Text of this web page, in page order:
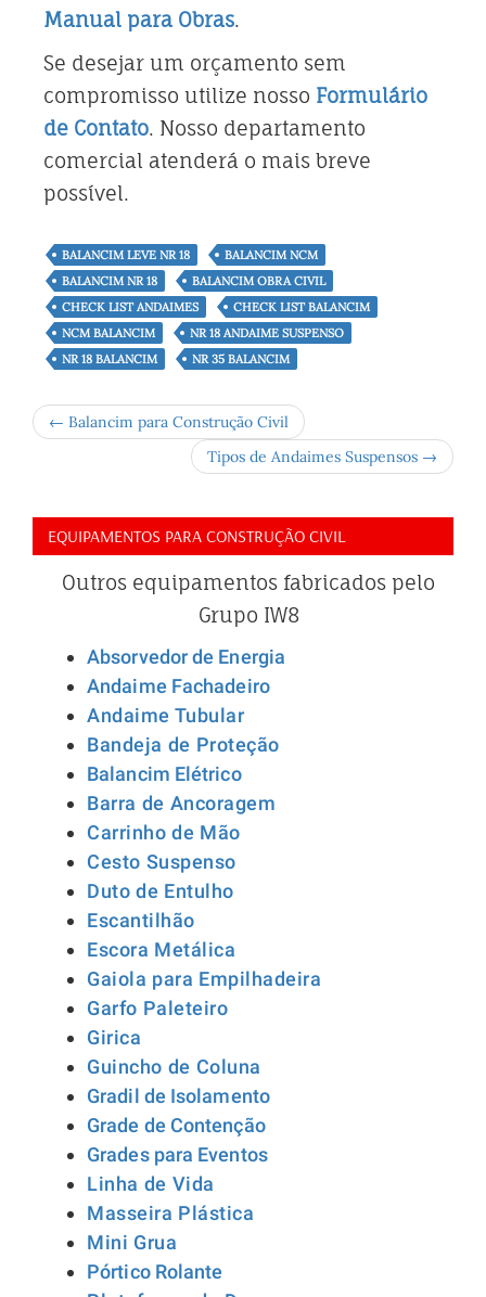
Manual para Obras.
Se desejar um orçamento sem
compromisso utilize nosso Formulário
de Contato. Nosso departamento
comercial atenderá o mais breve
possível.
BALANCIM LEVE NR 18
BALANCIM NCM
BALANCIM NR 18
BALANCIM OBRA CIVIL
CHECK LIST ANDAIMES
CHECK LIST BALANCIM
NCM BALANCIM
NR 18 ANDAIME SUSPENSO
NR 18 BALANCIM
NR 35 BALANCIM
← Balancim para Construção Civil
Tipos de Andaimes Suspensos →
EQUIPAMENTOS PARA CONSTRUÇÃO CIVIL
Outros equipamentos fabricados pelo
Grupo IW8
Absorvedor de Energia
Andaime Fachadeiro
Andaime Tubular
Bandeja de Proteção
Balancim Elétrico
Barra de Ancoragem
Carrinho de Mão
Cesto Suspenso
Duto de Entulho
Escantilhão
Escora Metálica
Gaiola para Empilhadeira
Garfo Paleteiro
Girica
Guincho de Coluna
Gradil de Isolamento
Grade de Contenção
Grades para Eventos
Linha de Vida
Masseira Plástica
Mini Grua
Pórtico Rolante